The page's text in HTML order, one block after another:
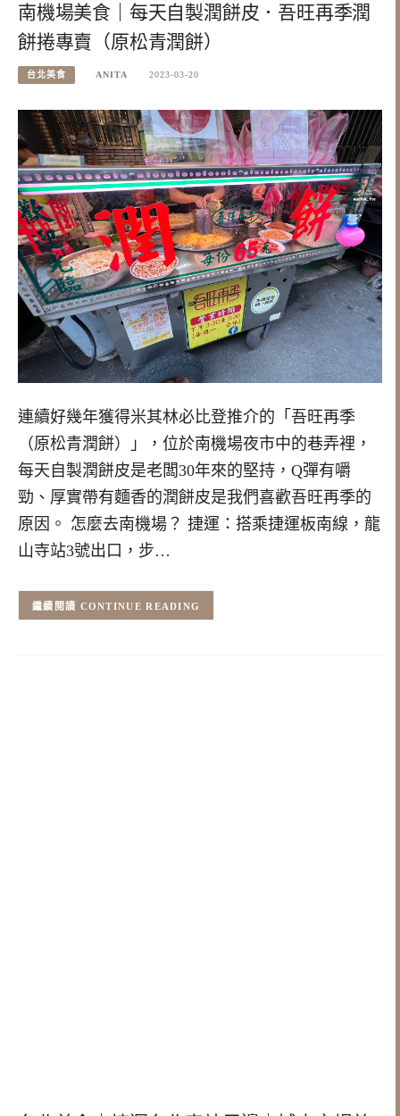
南機場美食｜每天自製潤餅皮．吾旺再季潤
餅捲專賣（原松青潤餅）
台北美食 ANITA 2023-03-20
連續好幾年獲得米其林必比登推介的「吾旺再季
（原松青潤餅）」，位於南機場夜市中的巷弄裡，
每天自製潤餅皮是老闆30年來的堅持，Q彈有嚼
勁、厚實帶有麵香的潤餅皮是我們喜歡吾旺再季的
原因。 怎麼去南機場？ 捷運：搭乘捷運板南線，龍
山寺站3號出口，步…
CONTINUE READING